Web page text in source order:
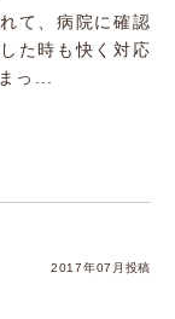
て、病院に確認
た時も快く対応
っ...
2017年07月投稿